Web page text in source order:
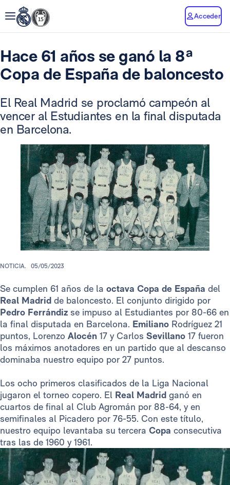
Acceder
Hace 61 años se ganó la 8ª
Copa de España de baloncesto
El Real Madrid se proclamó campeón al
vencer al Estudiantes en la final disputada
en Barcelona.
NOTICIA. 05/05/2023
Se cumplen 61 años de la octava Copa de España del
Real Madrid de baloncesto. El conjunto dirigido por
Pedro Ferrándiz se impuso al Estudiantes por 80-66 en
la final disputada en Barcelona. Emiliano Rodríguez 21
puntos, Lorenzo Alocén 17 y Carlos Sevillano 17 fueron
los máximos anotadores en un partido que al descanso
dominaba nuestro equipo por 27 puntos.
Los ocho primeros clasificados de la Liga Nacional
jugaron el torneo copero. El Real Madrid ganó en
cuartos de final al Club Agromán por 88-64, y en
semifinales al Picadero por 76-55. Con este título,
nuestro equipo levantaba su tercera Copa consecutiva
tras las de 1960 y 1961.